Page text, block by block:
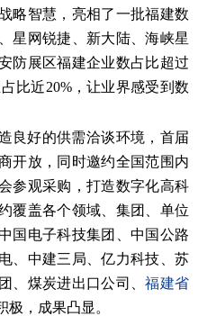
略智慧，亮相了一批福建数
星网锐捷、新大陆、海峡星
防展区福建企业数占比超过
比近20%，让业界感受到数
良好的供需洽谈环境，首届
开放，同时邀约全国范围内
参观采购，打造数字化高科
覆盖各个领域、集团、单位
国电子科技集团、中国公路
、中建三局、亿力科技、苏
、煤炭进出口公司、福建省
，成果凸显。